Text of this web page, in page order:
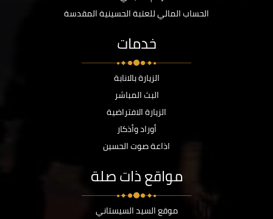
الحساب المالي للعتبة الحسينية المقدسة
خدمات
الزيارة بالانابة
البث المباشر
الزيارة الافتراضية
أوراد وأذكار
اذاعة صوت الحسين
مواقع ذات صلة
موقع السيد السيستاني